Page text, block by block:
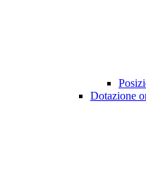
Dotazione